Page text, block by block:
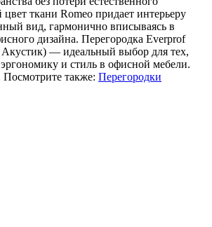
ткани Romeo придает интерьеру
вид, гармонично вписываясь в
дизайна. Перегородка Everprof
— идеальный выбор для тех,
эргономику и стиль в офисной мебели.
также: Перегородки